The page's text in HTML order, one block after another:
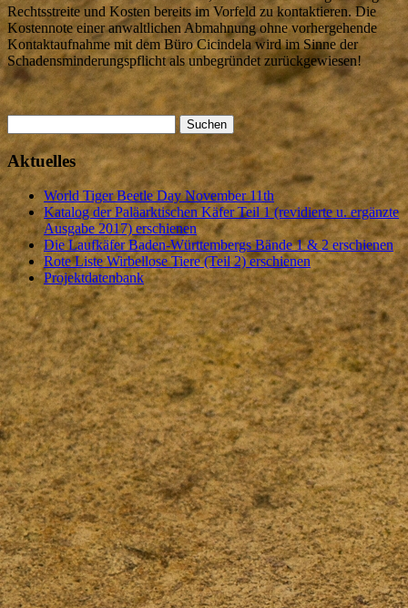
Rechtsstreite und Kosten bereits im Vorfeld zu kontaktieren. Die
Kostennote einer anwaltlichen Abmahnung ohne vorhergehende
Kontaktaufnahme mit dem Büro Cicindela wird im Sinne der
Schadensminderungspflicht als unbegründet zurückgewiesen!
nach:
Aktuelles
World Tiger Beetle Day November 11th
Katalog der Paläarktischen Käfer Teil 1 (revidierte u. ergänzte
Ausgabe 2017) erschienen
Die Laufkäfer Baden-Württembergs Bände 1 & 2 erschienen
Rote Liste Wirbellose Tiere (Teil 2) erschienen
Projektdatenbank